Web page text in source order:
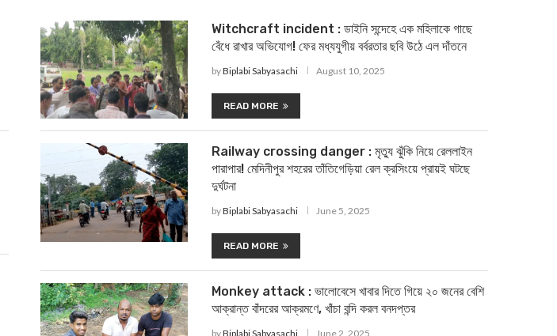
Witchcraft incident : ডাইনি সন্দেহে এক মহিলাকে গাছে
বেঁধে রাখার অভিযোগ! ফের মধ্যযুগীয় বর্বরতার ছবি উঠে এল দাঁতনে
byBiplabi Sabyasachi August 10, 2025
READ MORE
Railway crossing danger : মৃত্যু ঝুঁকি নিয়ে রেললাইন
পারাপার! মেদিনীপুর শহরের তাঁতিগেড়িয়া রেল ক্রসিংয়ে প্রায়ই ঘটছে
দুর্ঘটনা
byBiplabi Sabyasachi June 5, 2025
READ MORE
Monkey attack : ভালোবেসে খাবার দিতে গিয়ে ২০ জনের বেশি
আক্রান্ত বাঁদরের আক্রমণে, খাঁচা বন্দি করল বনদপ্তর
byBiplabi Sabyasachi June 2, 2025